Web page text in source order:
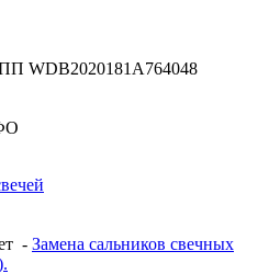
WDB2020181A764048
- Замена сальников свечных